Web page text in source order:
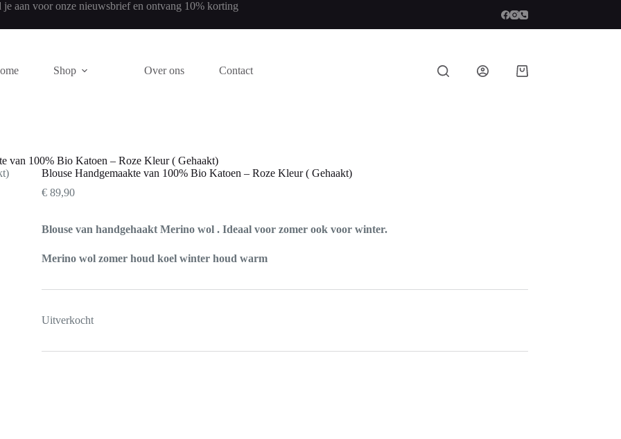
je aan voor onze nieuwsbrief en ontvang 10% korting
Shop Over ons Contact Winkelwagen
van 100% Bio Katoen – Roze Kleur ( Gehaakt)
Blouse Handgemaakte van 100% Bio Katoen – Roze Kleur ( Gehaakt)
€89,90
Blouse van handgehaakt Merino wol . Ideaal voor zomer ook voor winter.
Merino wol zomer houd koel winter houd warm
Uitverkocht